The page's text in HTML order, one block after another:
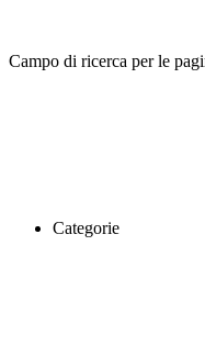
Campo di ricerca per le
Categorie